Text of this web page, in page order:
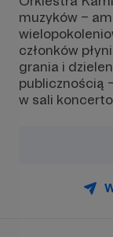
muzyków –
członków
grania i
publicznością
w sali